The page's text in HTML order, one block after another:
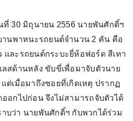
ที่ 30 มิถุนายน 2556 นายพันศักดิ์ฯ
านพาหนะรถยนต์จำนวน 2 คัน คือ
และรถยนต์กระบะยี่ห้อฟอร์ด สีเทา
ลสด้านหลัง ขับขี่เพื่อมาจับตัวนาย
ต่เมื่อมาถึงซอยที่เกิดเหตุ ปรากฏ
อกไปก่อน จึงไม่สามารถจับตัวได้
าบว่า นายพันศักดิ์ฯ กับพวกได้ร่วม